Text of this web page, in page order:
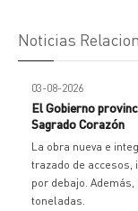
Noticias
03-08-2026
El Gobierno
Sagrado Corazón
La obra nueva e
trazado de accesos,
por debajo.
toneladas.